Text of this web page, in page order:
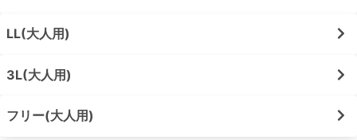
LL(大人用)
3L(大人用)
フリー(大人用)